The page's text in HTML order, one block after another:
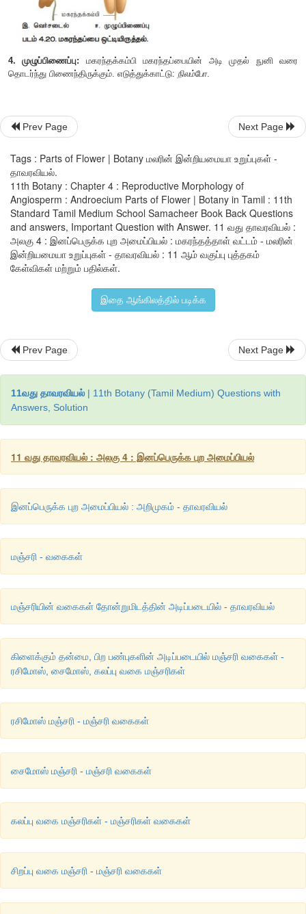
3. ஹெட்டிரோஸ்டெமனஸ்:
இருப்பதாகும். எடுத்துக்காட்டு:
1. ஒருமடல் மகரந்தப்பை:
ஒரு அறை கொண்ட மகரந்தம்
வித்தகங்களைக் கொண்டிருக்கும். அவை குறுக்கு
2. இருமடல் மகரந்தப்பை:
(மகரந்தப்பை ) கொண்டிருக்கும். குறுக்கு
வண்ணத்துப்பூச்சி வடிவில் காணப்படும். எடுத்துக்காட்டு:
மகரந்தப்பை மகரந்தக்கம்பியில் ஒட்டியிருக்கும் முறை:
1. அடிப்பிணைப்பு:(Innate) மகரந்தக்கம்பியின் நுனியில்
அடிப்பகுதி இணைந்திருக்கும். எடுத்துக்காட்டு:
2. முதுகுப்பிணைப்பு:மகரந்தக்கம்பியின் நுனியானது
முதுகுப்புறத்தில் இணைந்திருக்கும். எடுத்துக்காட்டு:
3. வெர்சடைல்:மகரந்தக்கம்பியின் நுனியானது
மையப்புள்ளியில் இணைந்திருக்கும். எடுத்துக்காட்டு: புல்,
4. முழுப்பிணைப்பு:மகரந்தக்கம்பி மகரந்தப்பையின் அடி
தொடர்ந்து பிணைந்திருக்கும். எடுத்துக்காட்டு:நிலம்போ.
Prev Page Next Page
Tags : Parts of Flower | Botany மலரின் இன்றியமையா உறுப்புகள் -
தாவரவியல்.
11th Botany : Chapter 4 : Reproductive Morphology of
Angiosperm : Androecium Parts of Flower | Botany in Tamil : 11th
Standard Tamil Medium School Samacheer Book Back Questions
and answers, Important Question with Answer. 11 வது தாவரவியல் :
அலகு 4 : இனப்பெருக்க புற அமைப்பியல் : மகரந்தத்தாள் வட்டம் - மலரின்
இன்றியமையா உறுப்புகள் - தாவரவியல் : 11 ஆம் வகுப்பு புத்தகம்
கேள்விகள் மற்றும் பதில்கள்.
இதை ஆங்கிலத்தில் படிக்க
Prev Page Next Page
11வது தாவரவியல் | 11th Botany (Tamil Medium) Questions with
Answers, Solution
11 வது தாவரவியல் : அலகு 4 : இனப்பெருக்க புற அமைப்பியல்
இனப்பெருக்க புற அமைப்பியல் : அறிமுகம் - தாவரவியல்
மஞ்சரி - வகைகள்
மஞ்சரியின் வகைகள் தோன்றுமிடத்தின் அடிப்படையில் - தாவரவியல்
கிளைக்கும் தன்மை, பிற பண்புகளின் அடிப்படையில் மஞ்சரி வகைகள் -
ரசிமோஸ், சைமோஸ், கலப்பு வகை மஞ்சரிகள்
ரசிமோஸ் மஞ்சரி - மஞ்சரி வகைகள்
சைமோஸ் மஞ்சரி - மஞ்சரி வகைகள்
கலப்பு வகை மஞ்சரிகள் - மஞ்சரிகள் வகைகள்
சிறப்பு வகை மஞ்சரி - மஞ்சரி வகைகள்